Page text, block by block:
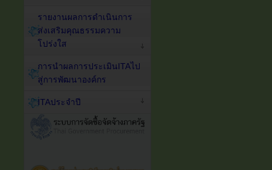
รายงานผลการดำเนินการ
ส่งเสริมคุณธรรมความ
โปร่งใส
การนำผลการประเมินITAไป
สู่การพัฒนาองค์กร
ITAประจำปี